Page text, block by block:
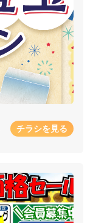
チラシを見る